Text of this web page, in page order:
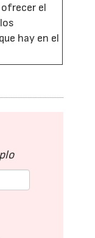
el
hay en el